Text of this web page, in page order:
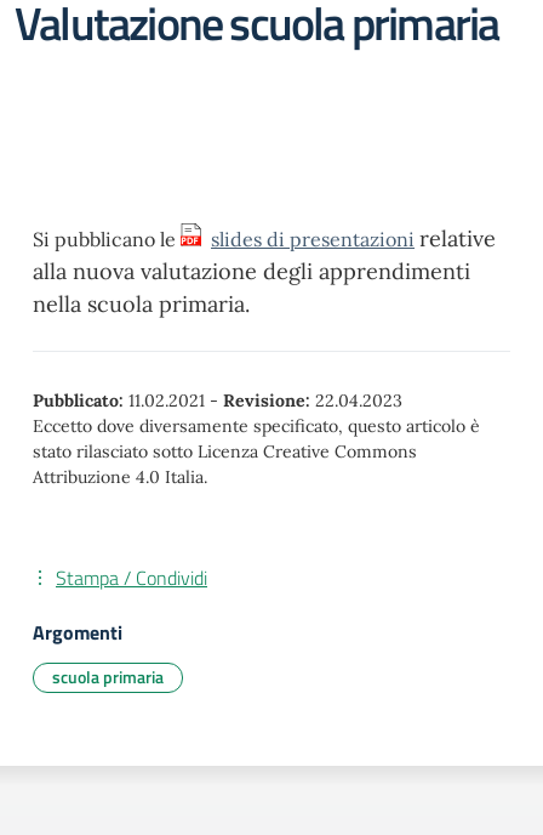
Valutazione scuola primaria
Si pubblicano le slides di presentazioni relative
alla nuova valutazione degli apprendimenti
nella scuola primaria.
Pubblicato: 11.02.2021 - Revisione: 22.04.2023
Eccetto dove diversamente specificato, questo articolo è
stato rilasciato sotto Licenza Creative Commons
Attribuzione 4.0 Italia.
Stampa / Condividi
Argomenti
scuola primaria